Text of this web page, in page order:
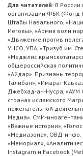
Для читателей: В России
организации ФБК (Фонд
Штабы Навального,
Иеговы», «Армия воли
«Движение против
УНСО, УПА, «Тризуб им.
«Меджлис
общероссийская
«Айдар». Признаны
Талибан», «Имарат
Джебхад-ан-Нусра, «АУМ
странах исламского
нежелательной
Медиа». СМИ-
«Важные истории»,
«Медиазона», ОВД-инфо.
«Мемориал»,
Instagram и Facebook